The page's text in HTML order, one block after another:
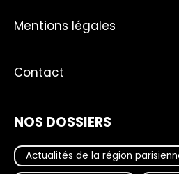
Mentions légales
Contact
NOS DOSSIERS
Actualités de la région